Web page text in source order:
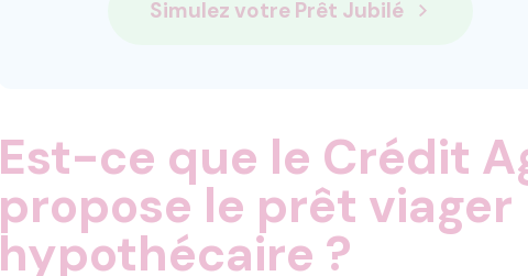
Simulez votre Prêt Jubilé
ce que le Crédit
le prêt viager
?